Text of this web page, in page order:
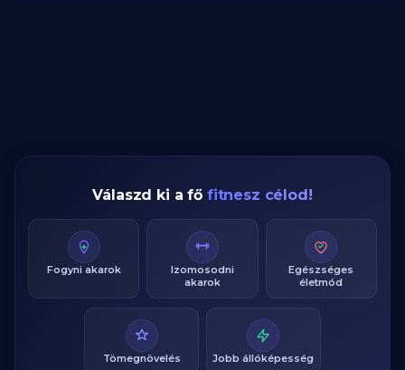
Válaszd ki a fő fitnesz célod!
Fogyni akarok
Izomosodni
akarok
Egészséges
életmód
Tömegnövelés Jobb állóképesség